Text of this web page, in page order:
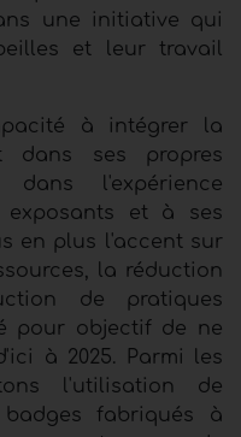
une initiative qui
et leur travail
à intégrer la
dans ses propres
l'expérience
exposants et à ses
en plus l'accent sur
la réduction
de pratiques
pour objectif de ne
à 2025. Parmi les
l'utilisation de
fabriqués à